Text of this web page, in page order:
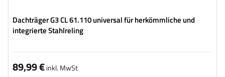
Dachträger G3 CL 61.110 universal für herkömmliche und
integrierte Stahlreling
89,99 €inkl. MwSt